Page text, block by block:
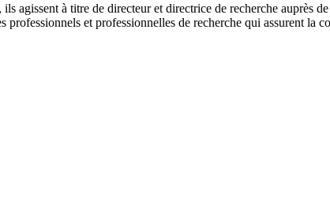
agissent à titre de directeur et directrice de recherche auprès
professionnels et professionnelles de recherche qui assurent la